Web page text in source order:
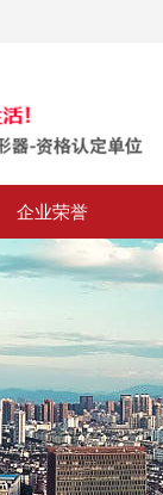
企业荣誉